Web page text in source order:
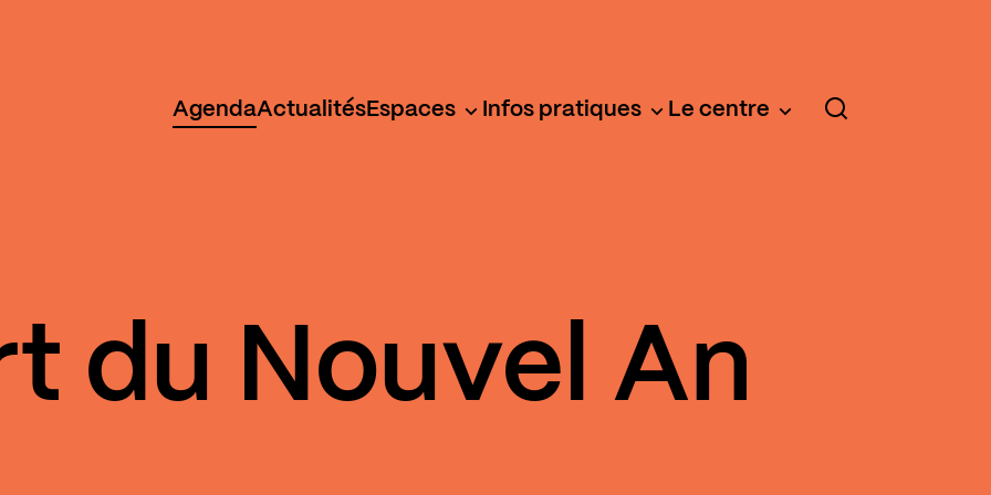
AgendaActualitésEspaces Infos pratiques Le centre
du Nouvel An